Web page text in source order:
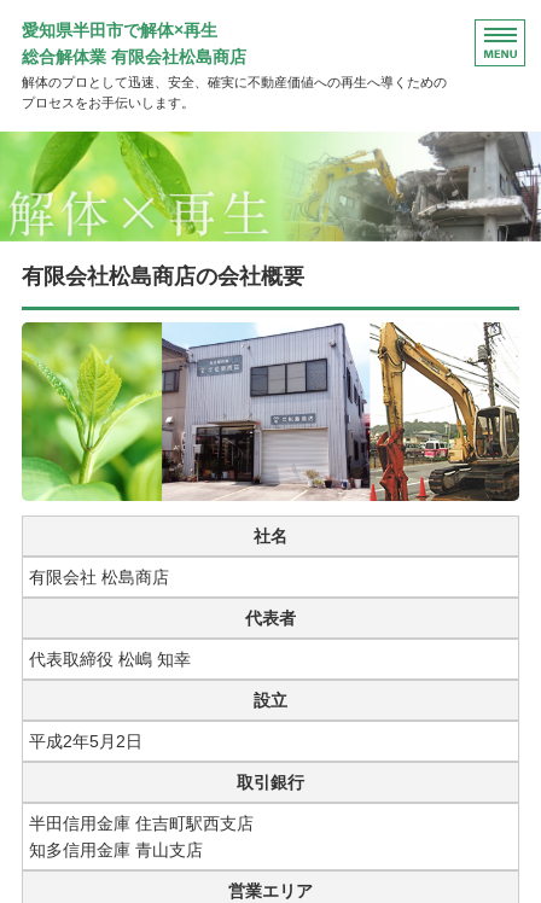
愛知県半田市で解体×再生
総合解体業 有限会社松島商店
解体のプロとして迅速、安全、確実に不動産価値への再生へ導くための
プロセスをお手伝いします。
ＴＯＰ
工事完了までの流れ
会社概要
お問い合わせ
有限会社松島商店の会社概要
社名
有限会社 松島商店
代表者
代表取締役 松嶋 知幸
設立
平成2年5月2日
取引銀行
半田信用金庫 住吉町駅西支店
知多信用金庫 青山支店
営業エリア